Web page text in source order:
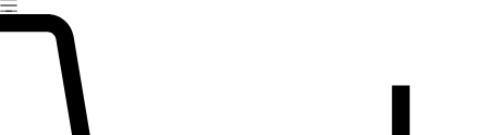
Mar–Ven 10:00–12:00 / 14:30–18:30
Sab 9:30–12:00 / 14:30–18:00
Homenoleggio